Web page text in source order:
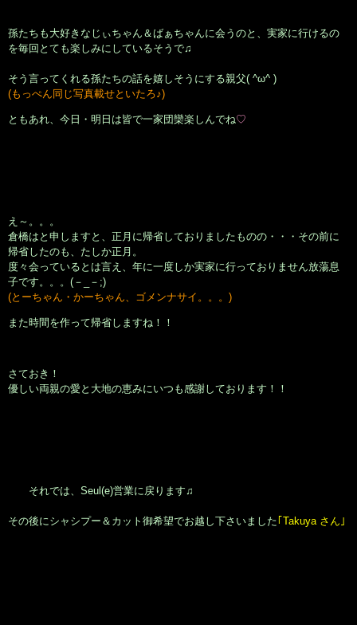
孫たちも大好きなじぃちゃん＆ばぁちゃんに会うのと、実家に行けるの
を毎回とても楽しみにしているそうで♫
そう言ってくれる孫たちの話を嬉しそうにする親父( ^ω^ )
(もっぺん同じ写真載せといたろ♪)
ともあれ、今日・明日は皆で一家団欒楽しんでね♡
え～。。。
倉橋はと申しますと、正月に帰省しておりましたものの・・・その前に
帰省したのも、たしか正月。
度々会っているとは言え、年に一度しか実家に行っておりません放蕩息
子です。。。(－_－;)
(とーちゃん・かーちゃん、ゴメンナサイ。。。)
また時間を作って帰省しますね！！
さておき！
優しい両親の愛と大地の恵みにいつも感謝しております！！
それでは、Seul(e)営業に戻ります♫
その後にシャシプー＆カット御希望でお越し下さいました｢Takuya さん｣